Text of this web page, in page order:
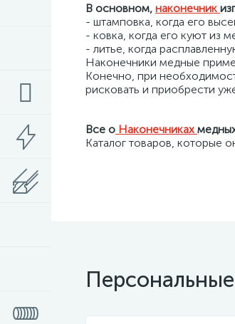
В основном, наконечник
- штамповка, когда его
- ковка, когда его куют из
- литье, когда
Наконечники медные
Конечно, при
рисковать и приобрести
Все о Наконечниках
Каталог товаров, которые